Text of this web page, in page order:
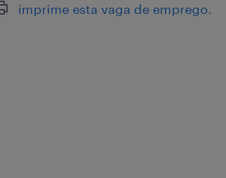
imprime esta vaga de emprego.